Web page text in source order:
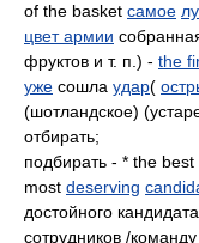
of the basket самое
цвет армии
фруктов и т. п.) - the
уже сошла удар(
(шотландское)
отбирать;
подбирать - * the
most deserving
достойного
сотрудников /